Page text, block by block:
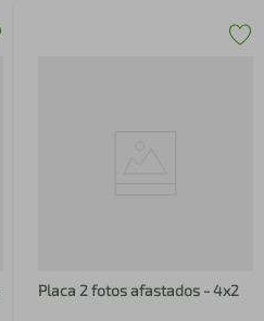
Placa 2 fotos afastados - 4x2